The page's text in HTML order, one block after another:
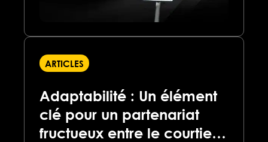
ARTICLES
Adaptabilité : Un élément
clé pour un partenariat
fructueux entre le courtier